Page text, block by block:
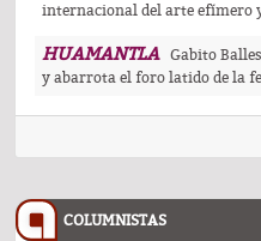
internacional del arte efímero
HUAMANTLA
Gabito
y abarrota el foro latido de la
COLUMNISTAS